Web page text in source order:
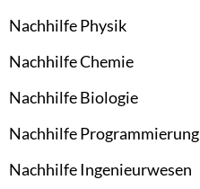
Nachhilfe Physik
Nachhilfe Chemie
Nachhilfe Biologie
Nachhilfe Programmierung
Nachhilfe Ingenieurwesen